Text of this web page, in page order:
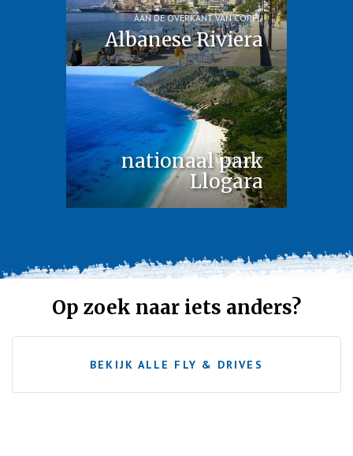
Albanese Riviera
AAN DE OVERKANT VAN CORFU
nationaal park
Llogara
AZUURBLAUW
Op zoek naar iets anders?
BEKIJK ALLE FLY & DRIVES